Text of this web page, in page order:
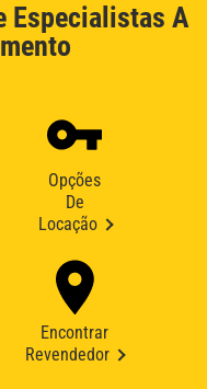
Especialistas A
Opções
De
Locação
Encontrar
Revendedor